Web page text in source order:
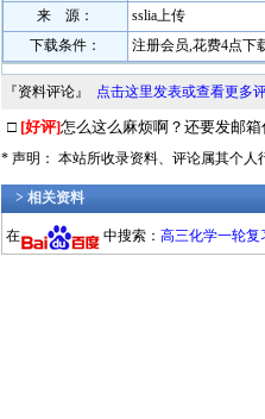
来 源：
sslia上传
下载条件：
注册会员,花费4点下
『资料评论』 点击这里发表或查看更多
□ [好评]怎么这么麻烦啊？还要发邮
* 声明： 本站所收录资料、评论属其个人
> 相关资料
在 中搜索： 高三化学一轮复